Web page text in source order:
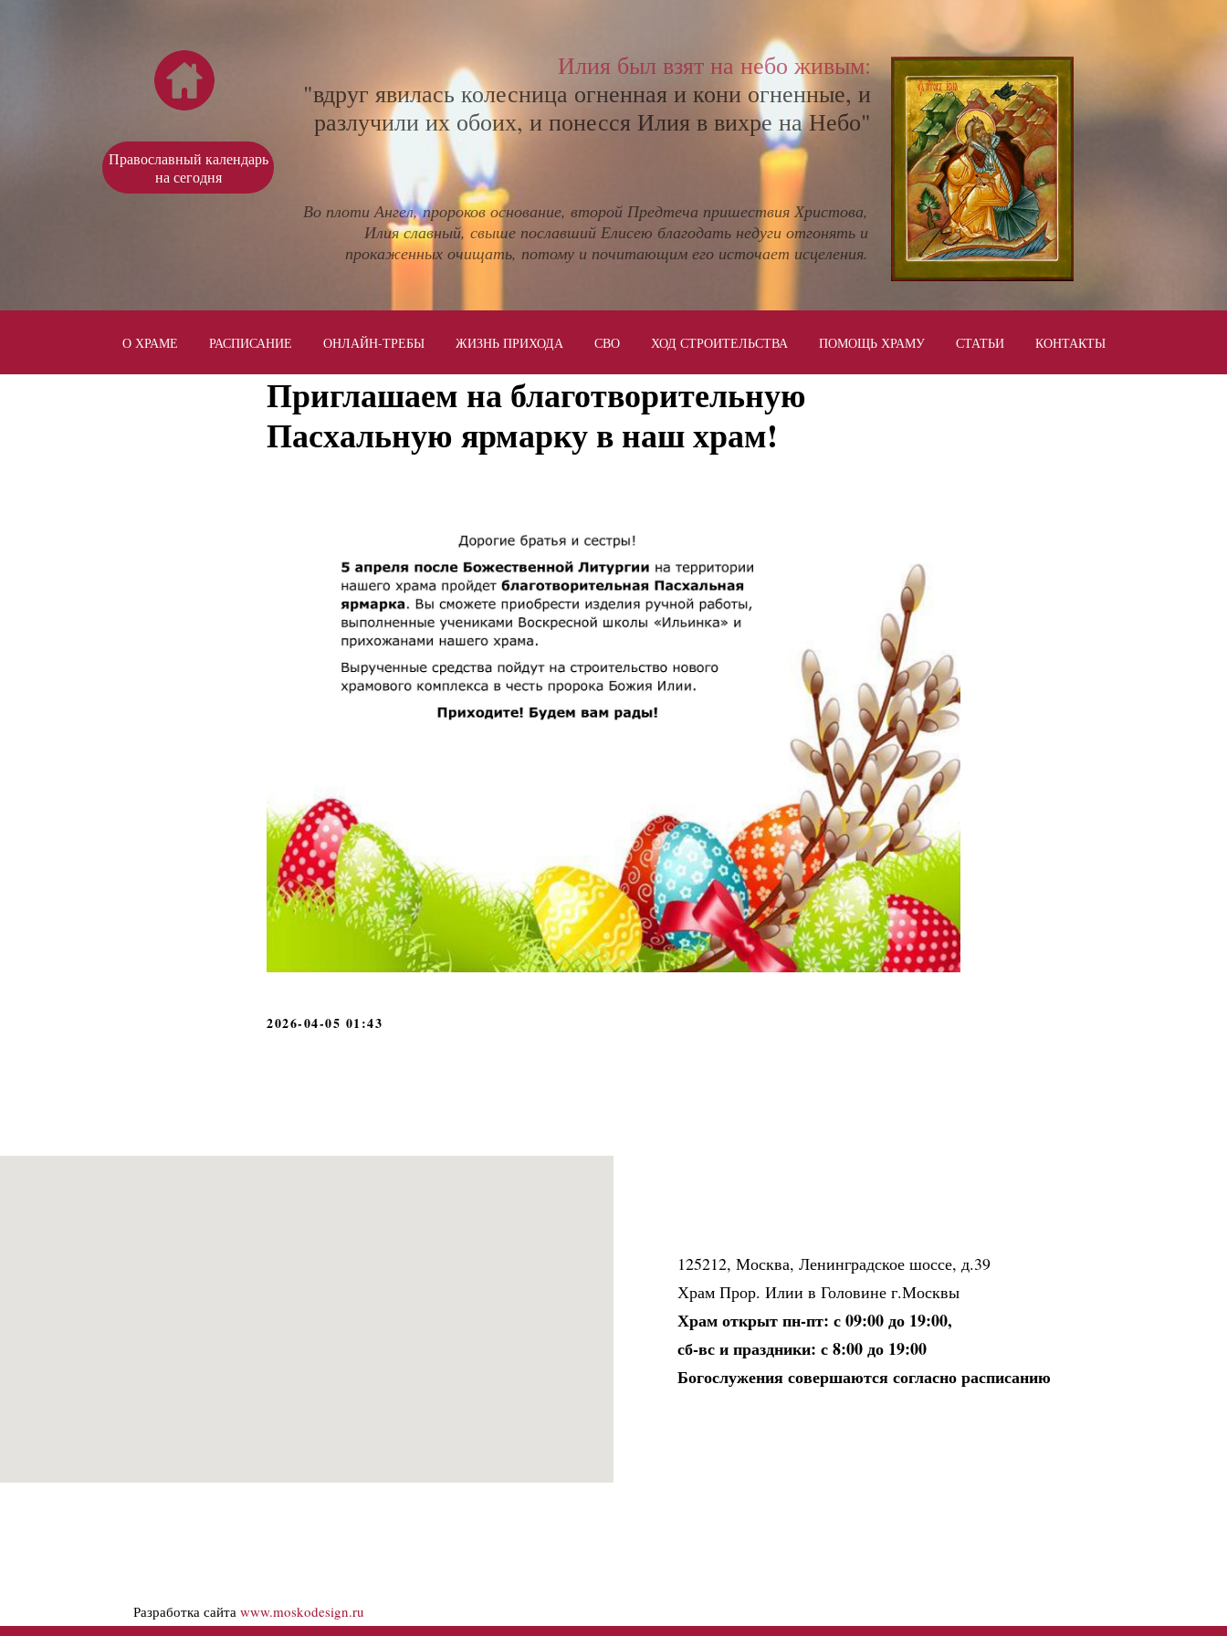
Во плоти Ангел, пророков основание, второй Предтеча пришествия Христова,
Илия славный, свыше пославший Елисею благодать недуги отгонять и
прокаженных очищать, потому и почитающим его источает исцеления.
Илия был взят на небо живым:
"вдруг явилась колесница огненная и кони огненные, и
разлучили их обоих, и понесся Илия в вихре на Небо"
Православный календарь
на сегодня
О ХРАМЕ РАСПИСАНИЕ ОНЛАЙН-ТРЕБЫ ЖИЗНЬ ПРИХОДА СВО ХОД СТРОИТЕЛЬСТВА ПОМОЩЬ ХРАМУ СТАТЬИ КОНТАКТЫ
Приглашаем на благотворительную
Пасхальную ярмарку в наш храм!
2026-04-05 01:43
125212, Москва, Ленинградское шоссе, д.39
Храм Прор. Илии в Головине г.Москвы
Храм открыт пн-пт: с 09:00 до 19:00,
сб-вс и праздники: с 8:00 до 19:00
Богослужения совершаются согласно расписанию
Разработка сайта www.moskodesign.ru